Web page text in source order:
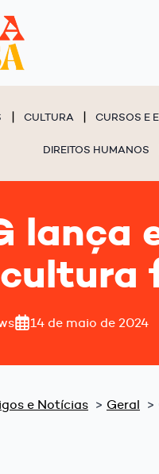
CULTURA CURSOS E
DIREITOS HUMANOS
lança
14 de maio de 2024
e Notícias Geral